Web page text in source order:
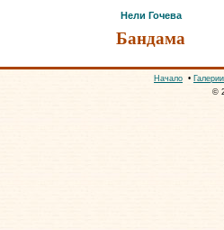
Нели Гочева
Бандама
Начало • Галерии
©